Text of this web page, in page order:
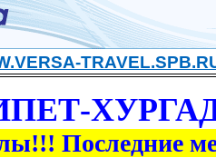
Последние